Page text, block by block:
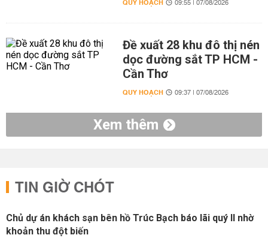
QUY HOẠCH 09:55 | 07/08/2026
Đề xuất 28 khu đô thị nén
dọc đường sắt TP HCM -
Cần Thơ
QUY HOẠCH 09:37 | 07/08/2026
Xem thêm
TIN GIỜ CHÓT
Chủ dự án khách sạn bên hồ Trúc Bạch báo lãi quý II nhờ
khoản thu đột biến